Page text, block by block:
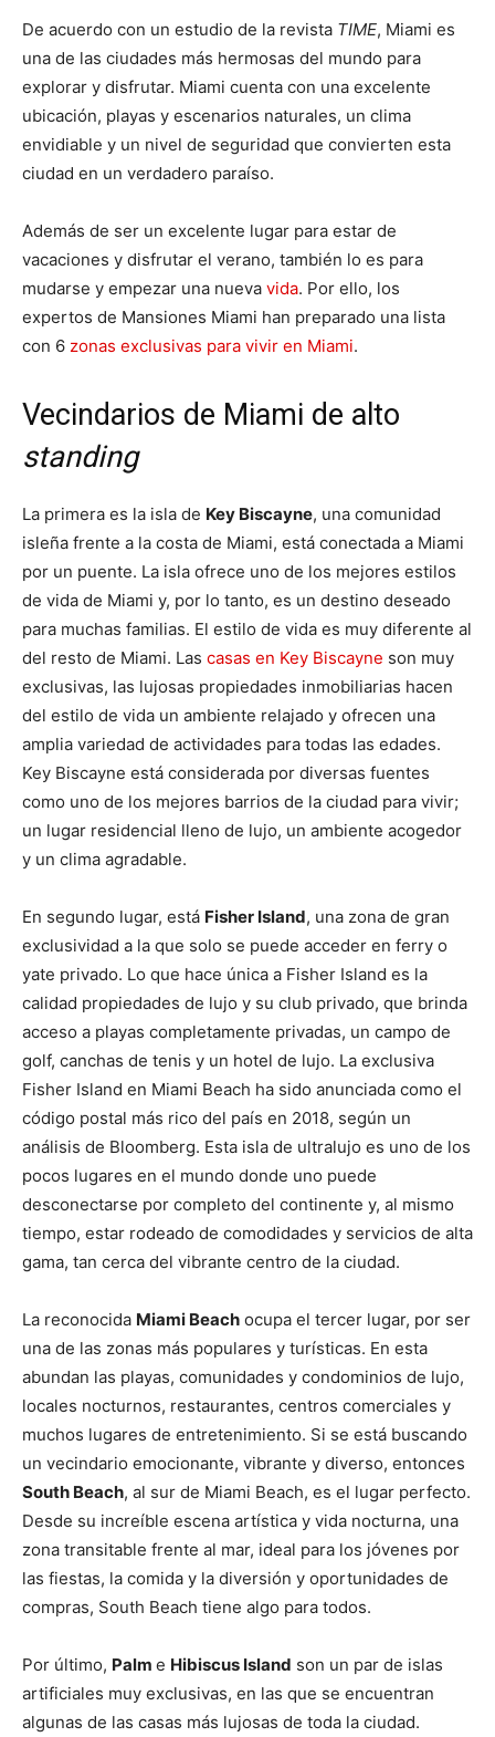
De acuerdo con un estudio de la revista TIME, Miami es
una de las ciudades más hermosas del mundo para
explorar y disfrutar. Miami cuenta con una excelente
ubicación, playas y escenarios naturales, un clima
envidiable y un nivel de seguridad que convierten esta
ciudad en un verdadero paraíso.
Además de ser un excelente lugar para estar de
vacaciones y disfrutar el verano, también lo es para
mudarse y empezar una nueva vida. Por ello, los
expertos de Mansiones Miami han preparado una lista
con 6 zonas exclusivas para vivir en Miami.
Vecindarios de Miami de alto
standing
La primera es la isla de Key Biscayne, una comunidad
isleña frente a la costa de Miami, está conectada a Miami
por un puente. La isla ofrece uno de los mejores estilos
de vida de Miami y, por lo tanto, es un destino deseado
para muchas familias. El estilo de vida es muy diferente al
del resto de Miami. Las casas en Key Biscayne son muy
exclusivas, las lujosas propiedades inmobiliarias hacen
del estilo de vida un ambiente relajado y ofrecen una
amplia variedad de actividades para todas las edades.
Key Biscayne está considerada por diversas fuentes
como uno de los mejores barrios de la ciudad para vivir;
un lugar residencial lleno de lujo, un ambiente acogedor
y un clima agradable.
En segundo lugar, está Fisher Island, una zona de gran
exclusividad a la que solo se puede acceder en ferry o
yate privado. Lo que hace única a Fisher Island es la
calidad propiedades de lujo y su club privado, que brinda
acceso a playas completamente privadas, un campo de
golf, canchas de tenis y un hotel de lujo. La exclusiva
Fisher Island en Miami Beach ha sido anunciada como el
código postal más rico del país en 2018, según un
análisis de Bloomberg. Esta isla de ultralujo es uno de los
pocos lugares en el mundo donde uno puede
desconectarse por completo del continente y, al mismo
tiempo, estar rodeado de comodidades y servicios de alta
gama, tan cerca del vibrante centro de la ciudad.
La reconocida Miami Beach ocupa el tercer lugar, por ser
una de las zonas más populares y turísticas. En esta
abundan las playas, comunidades y condominios de lujo,
locales nocturnos, restaurantes, centros comerciales y
muchos lugares de entretenimiento. Si se está buscando
un vecindario emocionante, vibrante y diverso, entonces
South Beach, al sur de Miami Beach, es el lugar perfecto.
Desde su increíble escena artística y vida nocturna, una
zona transitable frente al mar, ideal para los jóvenes por
las fiestas, la comida y la diversión y oportunidades de
compras, South Beach tiene algo para todos.
Por último, Palm e Hibiscus Island son un par de islas
artificiales muy exclusivas, en las que se encuentran
algunas de las casas más lujosas de toda la ciudad.